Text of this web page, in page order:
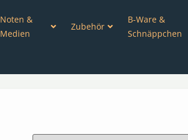
Noten &
Medien
Zubehör
B-Ware &
Schnäppchen